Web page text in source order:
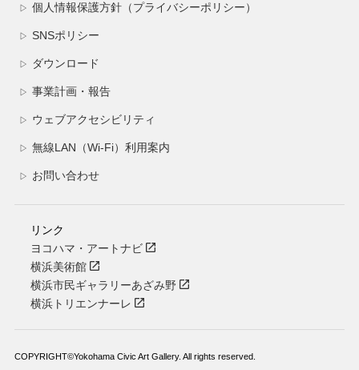
▷ 個人情報保護方針（プライバシーポリシー）
▷ SNSポリシー
▷ ダウンロード
▷ 事業計画・報告
▷ ウェブアクセシビリティ
▷ 無線LAN（Wi-Fi）利用案内
▷ お問い合わせ
リンク
ヨコハマ・アートナビ
横浜美術館
横浜市民ギャラリーあざみ野
横浜トリエンナーレ
COPYRIGHT©Yokohama Civic Art Gallery. All rights reserved.